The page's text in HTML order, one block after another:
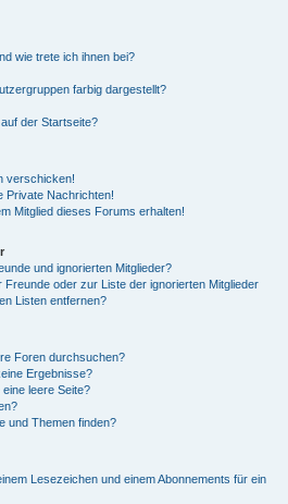
wie trete ich ihnen bei?
farbig dargestellt?
der Startseite?
verschicken!
Private Nachrichten!
Mitglied dieses Forums erhalten!
und ignorierten Mitglieder?
oder zur Liste der ignorierten Mitglieder
Listen entfernen?
Foren durchsuchen?
Ergebnisse?
leere Seite?
und Themen finden?
Lesezeichen und einem Abonnements für ein